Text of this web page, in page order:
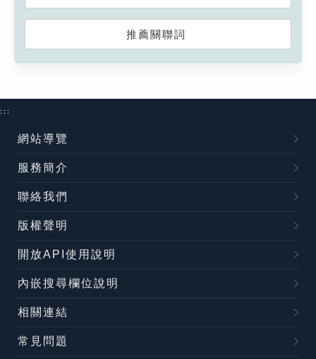
推薦關聯詞
:::
網站導覽
服務簡介
聯絡我們
版權聲明
開放API使用說明
內嵌搜尋欄位說明
相關連結
常見問題